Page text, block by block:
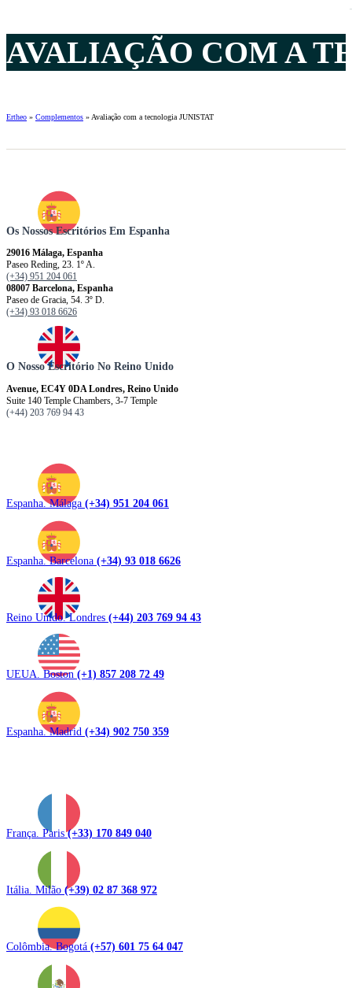
AVALIAÇÃO COM A
Ertheo » Complementos » Avaliação com a tecnologia JUNISTAT
Os Nossos Escritórios Em Espanha
29016 Málaga, Espanha
Paseo Reding, 23. 1º A.
(+34) 951 204 061
08007 Barcelona, ​​​​​Espanha
Paseo de Gracia, 54. 3º D.
(+34) 93 018 6626
O Nosso Escritório No Reino Unido
Avenue, EC4Y 0DA Londres, Reino Unido
Suite 140 Temple Chambers, 3-7 Temple
(+44) 203 769 94 43
Espanha. Málaga (+34) 951 204 061
Espanha. Barcelona (+34) 93 018 6626
Reino Unido. Londres (+44) 203 769 94 43
UEUA. Boston(+1) 857 208 72 49
Espanha. Madrid (+34) 902 750 359
França. Paris(+33) 170 849 040
Itália. Milão (+39) 02 87 368 972
Colômbia. Bogotá (+57) 601 75 64 047